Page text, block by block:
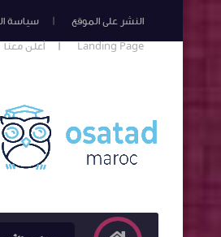
النشر على الموقع سياسة
Landing Page
أعلن معنا